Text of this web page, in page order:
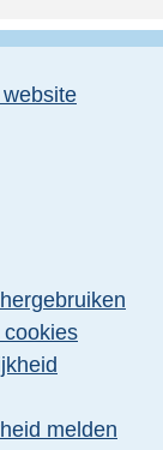
melden